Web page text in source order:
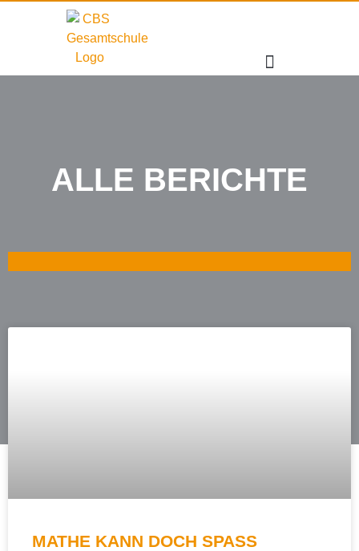
ALLE BERICHTE
MATHE KANN DOCH SPASS M